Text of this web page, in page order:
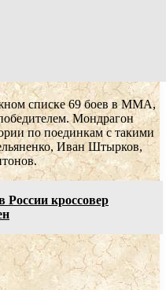
списке 69 боев в ММА,
Мондрагон
по поединкам с такими
Иван Штырков,
кроссовер